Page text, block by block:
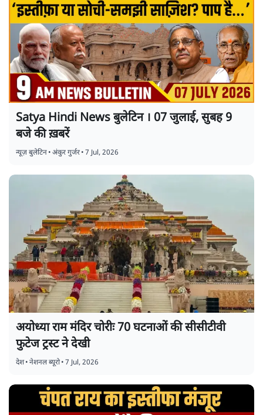
Satya Hindi News बुलेटिन । 07 जुलाई, सुबह 9
बजे की ख़बरें
न्यूज़ बुलेटिन•अंकुर गुर्जर•7 Jul, 2026
अयोध्या राम मंदिर चोरीः 70 घटनाओं की सीसीटीवी
फुटेज ट्रस्ट ने देखी
देश•नेशनल ब्यूरो•7 Jul, 2026